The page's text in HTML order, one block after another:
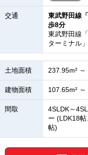
交通
東武野田線
歩8分
東武野田線
ターミナル
土地面積 237.95m²
建物面積 107.65m²
間取
4SLDK～
ー (LDK18
帖)